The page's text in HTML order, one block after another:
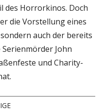
des Horrorkinos. Doch
die Vorstellung eines
auch der bereits
John
und Charity-